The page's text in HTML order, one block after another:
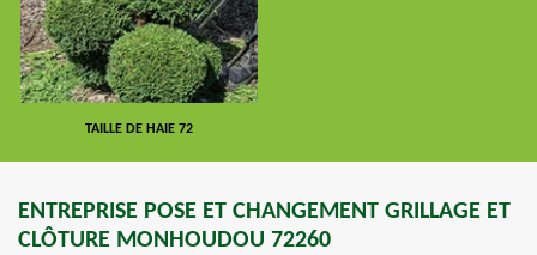
TAILLE DE HAIE 72
ENTREPRISE POSE ET CHANGEMENT GRILLAGE ET
CLÔTURE MONHOUDOU 72260